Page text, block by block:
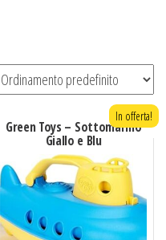
Green Toys – Sottomarino
Giallo e Blu
In offerta!